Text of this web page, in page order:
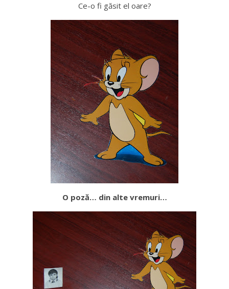
Ce-o fi găsit el oare?
O poză… din alte vremuri…